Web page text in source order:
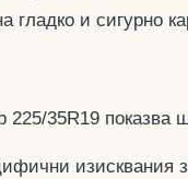
и сигурно
35R19